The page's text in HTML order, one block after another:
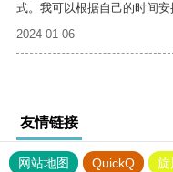
式。我可以根据自己的时间安
2024-01-06
友情链接
网站地图 QuickQ 旋